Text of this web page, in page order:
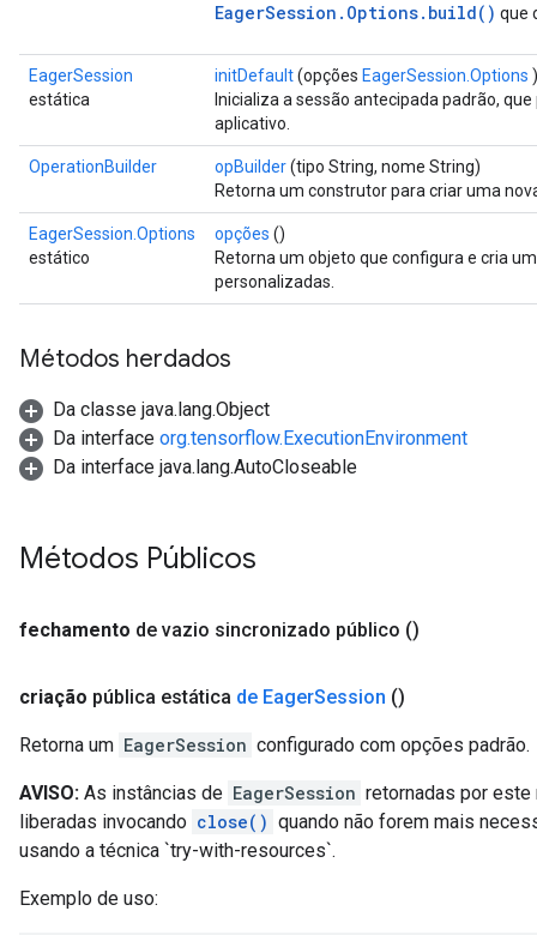
EagerSession.Options.build() que
EagerSession
estática
initDefault(opções EagerSession.Options )
Inicializa a sessão antecipada padrão,
aplicativo.
OperationBuilder opBuilder(tipo String, nome String)
Retorna um construtor para criar uma
EagerSession.Options
estático
opções ()
Retorna um objeto que configura e cria
personalizadas.
Métodos herdados
Da classe java.lang.Object
Da interface org.tensorflow.ExecutionEnvironment
Da interface java.lang.AutoCloseable
Métodos Públicos
fechamento de vazio sincronizado público ()
criação pública estática de EagerSession ()
Retorna um EagerSession configurado com opções padrão.
AVISO: As instâncias de EagerSession retornadas por
liberadas invocando close() quando não forem mais
usando a técnica `try-with-resources`.
Exemplo de uso: